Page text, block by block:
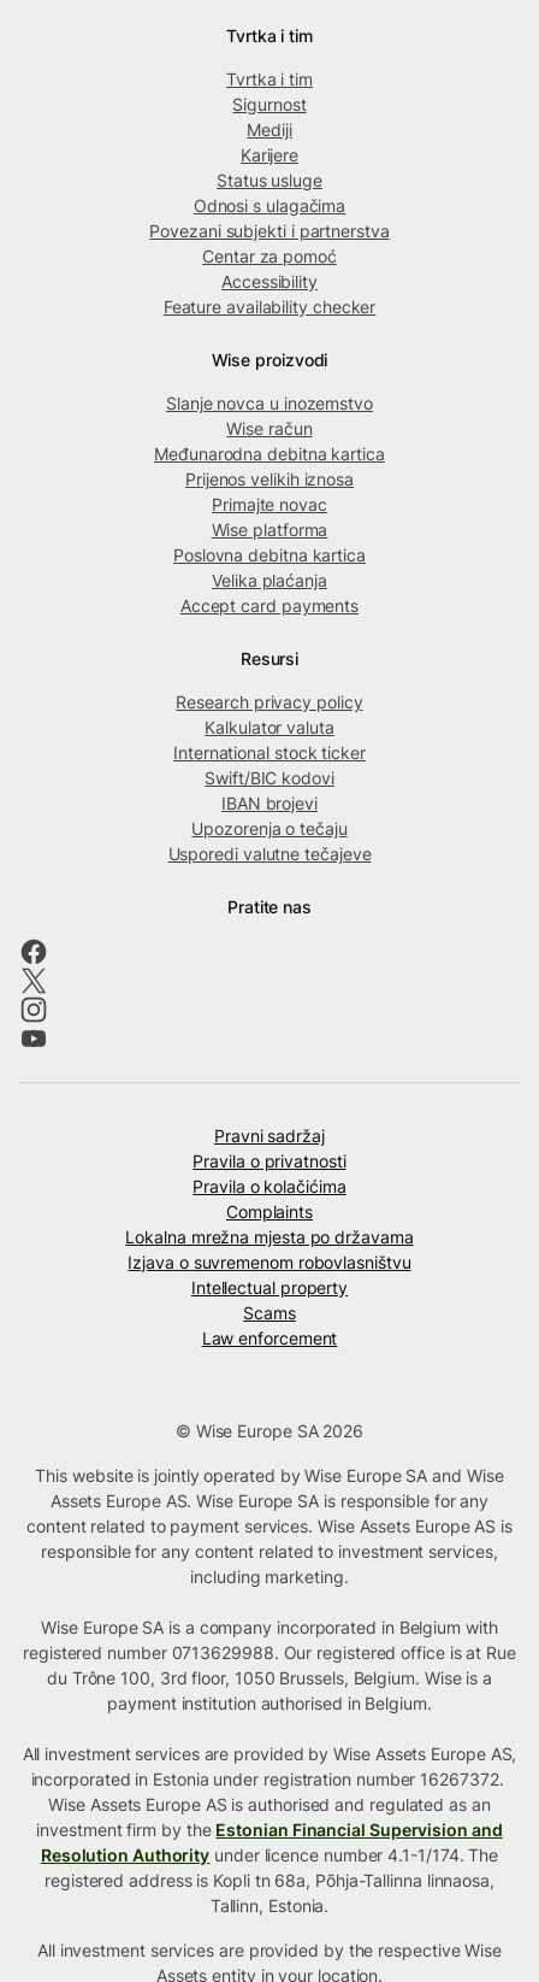
Tvrtka i tim
Tvrtka i tim
Sigurnost
Mediji
Karijere
Status usluge
Odnosi s ulagačima
Povezani subjekti i partnerstva
Centar za pomoć
Accessibility
Feature availability checker
Wise proizvodi
Slanje novca u inozemstvo
Wise račun
Međunarodna debitna kartica
Prijenos velikih iznosa
Primajte novac
Wise platforma
Poslovna debitna kartica
Velika plaćanja
Accept card payments
Resursi
Research privacy policy
Kalkulator valuta
International stock ticker
Swift/BIC kodovi
IBAN brojevi
Upozorenja o tečaju
Usporedi valutne tečajeve
Pratite nas
Pravni sadržaj
Pravila o privatnosti
Pravila o kolačićima
Complaints
Lokalna mrežna mjesta po državama
Izjava o suvremenom robovlasništvu
Intellectual property
Scams
Law enforcement
© Wise Europe SA 2026
This website is jointly operated by Wise Europe SA and Wise
Assets Europe AS. Wise Europe SA is responsible for any
content related to payment services. Wise Assets Europe AS is
responsible for any content related to investment services,
including marketing.
Wise Europe SA is a company incorporated in Belgium with
registered number 0713629988. Our registered office is at Rue
du Trône 100, 3rd floor, 1050 Brussels, Belgium. Wise is a
payment institution authorised in Belgium.
All investment services are provided by Wise Assets Europe AS,
incorporated in Estonia under registration number 16267372.
Wise Assets Europe AS is authorised and regulated as an
investment firm by the Estonian Financial Supervision and
Resolution Authority under licence number 4.1-1/174. The
registered address is Kopli tn 68a, Põhja-Tallinna linnaosa,
Tallinn, Estonia.
All investment services are provided by the respective Wise
Assetsentity in your location.